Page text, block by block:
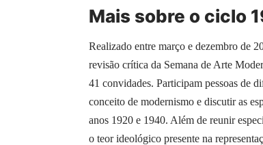
Mais sobre o ciclo
Realizado entre março e dezembro de
revisão crítica da Semana de Arte
41 convidades. Participam pessoas de
conceito de modernismo e discutir as
anos 1920 e 1940. Além de reunir
o teor ideológico presente na